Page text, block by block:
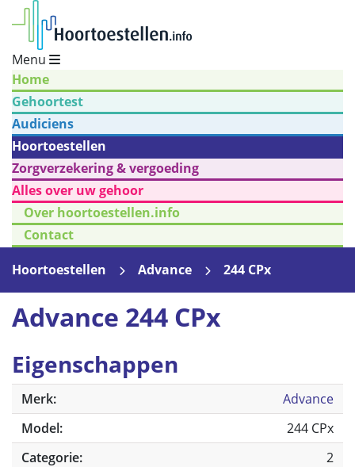
Menu
Home
Gehoortest
Audiciens
Hoortoestellen
Zorgverzekering & vergoeding
Alles over uw gehoor
Over hoortoestellen.info
Contact
Hoortoestellen
Advance 244 CPx
Advance 244 CPx
Eigenschappen
Merk:
Advance
Model:
244 CPx
Categorie:
2